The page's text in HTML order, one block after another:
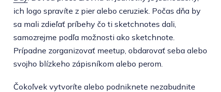
ich logo spravíte z pier alebo ceruziek. Počas dňa by
sa mali zdieľať príbehy čo ti sketchnotes dali,
samozrejme podľa možnosti ako sketchnote.
Prípadne zorganizovať meetup, obdarovať seba alebo
svojho blízkeho zápisníkom alebo perom.
Čokoľvek vytvoríte alebo podniknete nezabudnite